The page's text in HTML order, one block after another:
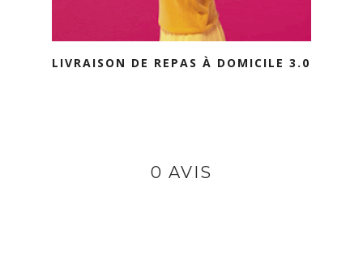
LIVRAISON DE REPAS À DOMICILE 3.0
0 AVIS